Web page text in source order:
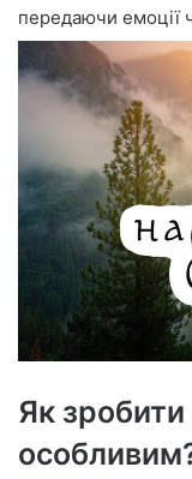
передаючи емоції
Як зробити